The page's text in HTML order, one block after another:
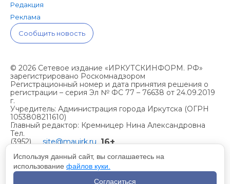
Редакция
Реклама
Сообщить новость
© 2026 Сетевое издание «ИРКУТСКИНФОРМ. РФ»
зарегистрировано Роскомнадзором
Регистрационный номер и дата принятия решения о
регистрации – серия Эл № ФС 77 – 76638 от 24.09.2019
г.
Учредитель: Администрация города Иркутска (ОГРН
1053808211610)
Главный редактор: Кремницер Нина Александровна
Тел.
(3952)
site@mauirk.ru 16+
Учетная политика организации
Используя данный сайт, вы соглашаетесь на
использование файлов куки.
Согласиться